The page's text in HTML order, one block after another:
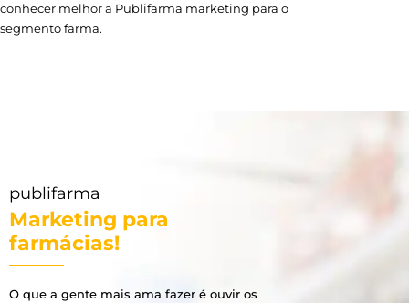
conhecer melhor a Publifarma marketing para o
segmento farma.
publifarma
Marketing para
farmácias!
O que a gente mais ama fazer é ouvir os